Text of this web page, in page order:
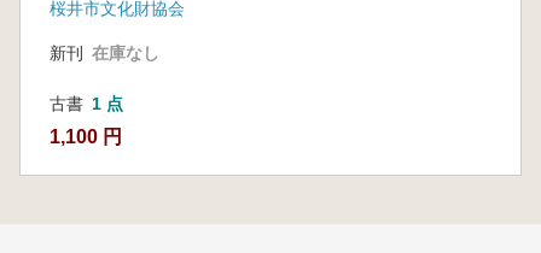
桜井市文化財協会
新刊 在庫なし
古書 1 点
1,100 円